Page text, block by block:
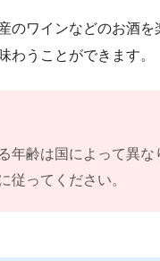
のワインなどのお酒を
わうことができます。
年齢は国によって異な
従ってください。